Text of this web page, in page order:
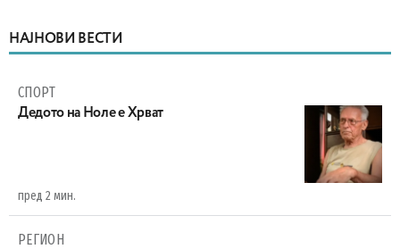
НАЈНОВИ ВЕСТИ
СПОРТ
Дедото на Ноле е Хрват
пред 2 мин.
РЕГИОН